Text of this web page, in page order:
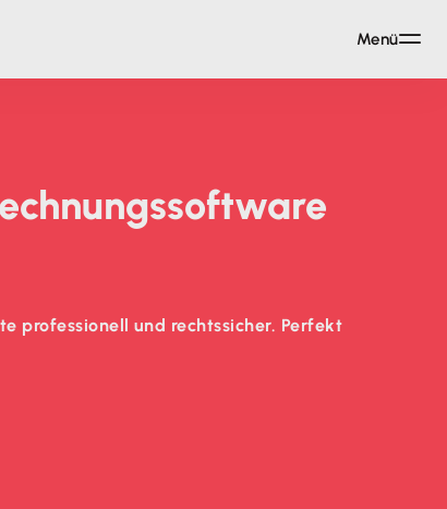
professionell und rechtssicher. Perfekt
Menü